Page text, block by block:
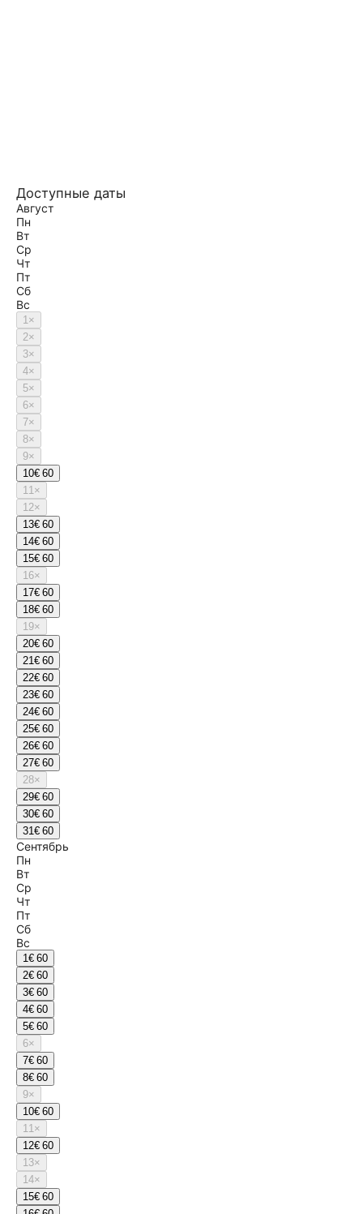
Доступные даты
Август
Пн
Вт
Ср
Чт
Пт
Сб
Вс
1×
2×
3×
4×
5×
6×
7×
8×
9×
10€ 60
11×
12×
13€ 60
14€ 60
15€ 60
16×
17€ 60
18€ 60
19×
20€ 60
21€ 60
22€ 60
23€ 60
24€ 60
25€ 60
26€ 60
27€ 60
28×
29€ 60
30€ 60
31€ 60
Сентябрь
Пн
Вт
Ср
Чт
Пт
Сб
Вс
1€ 60
2€ 60
3€ 60
4€ 60
5€ 60
6×
7€ 60
8€ 60
9×
10€ 60
11×
12€ 60
13×
14×
15€ 60